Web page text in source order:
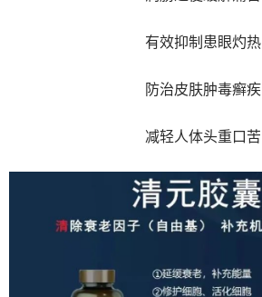
有效抑制患眼灼热
防治皮肤肿毒癣疾
减轻人体头重口苦